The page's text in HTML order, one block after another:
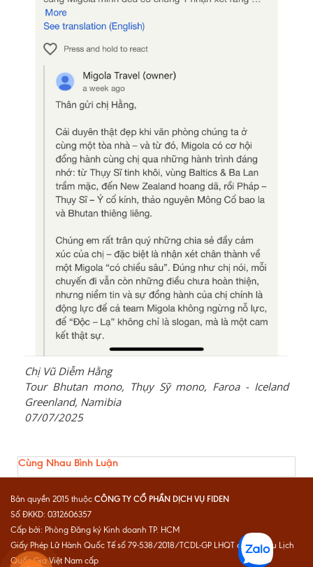
Chị Vũ Diễm Hằng
Tour Bhutan mono, Thụy Sỹ mono, Faroa - Iceland
Greenland, Namibia
07/07/2025
Cùng Nhau Bình Luận
Bản quyền 2015 thuộc CÔNG TY CỔ PHẦN DỊCH VỤ FIDEN
Số ĐKKD: 0312606357
Cấp bởi: Phòng Đăng ký Kinh doanh TP. HCM
Giấy Phép Lữ Hành Quốc Tế số 79-538/2018/TCDL-GP LHQT do Cục Du Lịch
Quốc Gia Việt Nam cấp